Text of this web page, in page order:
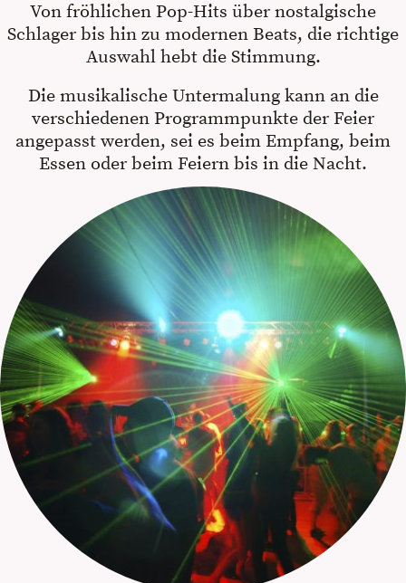
Von fröhlichen Pop-Hits über nostalgische
Schlager bis hin zu modernen Beats, die richtige
Auswahl hebt die Stimmung.
Die musikalische Untermalung kann an die
verschiedenen Programmpunkte der Feier
angepasst werden, sei es beim Empfang, beim
Essen oder beim Feiern bis in die Nacht.